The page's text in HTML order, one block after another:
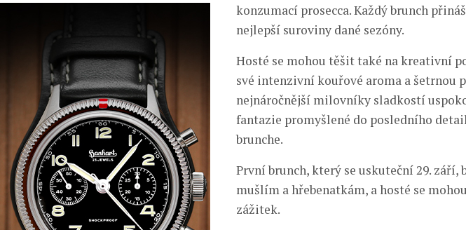
konzumací prosecca. Každý brunch
nejlepší suroviny dané sezóny.
Hosté se mohou těšit také na kreativní
své intenzivní kouřové aroma a šetrnou
nejnáročnější milovníky sladkostí
fantazie promyšlené do posledního
brunche.
První brunch, který se uskuteční 29. září,
mušlím a hřebenatkám, a hosté se
zážitek.